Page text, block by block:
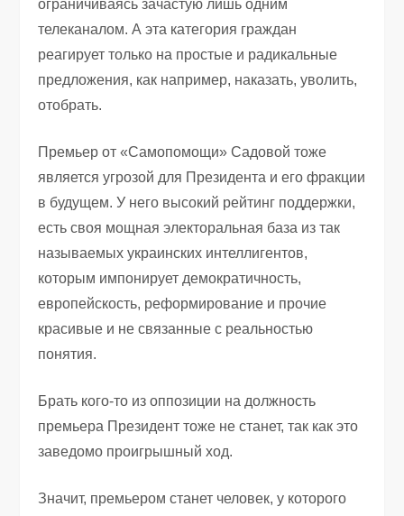
ограничиваясь зачастую лишь одним
телеканалом. А эта категория граждан
реагирует только на простые и радикальные
предложения, как например, наказать, уволить,
отобрать.
Премьер от «Самопомощи» Садовой тоже
является угрозой для Президента и его фракции
в будущем. У него высокий рейтинг поддержки,
есть своя мощная электоральная база из так
называемых украинских интеллигентов,
которым импонирует демократичность,
европейскость, реформирование и прочие
красивые и не связанные с реальностью
понятия.
Брать кого-то из оппозиции на должность
премьера Президент тоже не станет, так как это
заведомо проигрышный ход.
Значит, премьером станет человек, у которого